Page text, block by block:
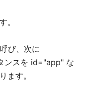
。
び、次に
ンスを id="app" な
ます。